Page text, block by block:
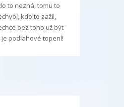
to nezná, tomu to
kdo to zažil,
bez toho už být -
je podlahové topení!